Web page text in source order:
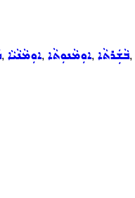
, ܐܘܼܡܵܢܵܝܵܐ, ܐܘܼܡܵܢܘܼܬܵܐ, ܒܵܫܲܪܬܵܐ,